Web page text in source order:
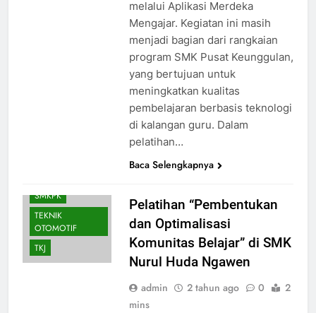
melalui Aplikasi Merdeka
Mengajar. Kegiatan ini masih
menjadi bagian dari rangkaian
program SMK Pusat Keunggulan,
yang bertujuan untuk
meningkatkan kualitas
pembelajaran berbasis teknologi
di kalangan guru. Dalam
pelatihan…
Baca Selengkapnya
SMKPK
TEKNIK
OTOMOTIF
TKJ
Pelatihan “Pembentukan
dan Optimalisasi
Komunitas Belajar” di SMK
Nurul Huda Ngawen
admin 2 tahun ago 0
2
mins